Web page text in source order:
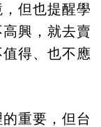
但也提醒學
興，就去賣
得、也不應
重要，但台